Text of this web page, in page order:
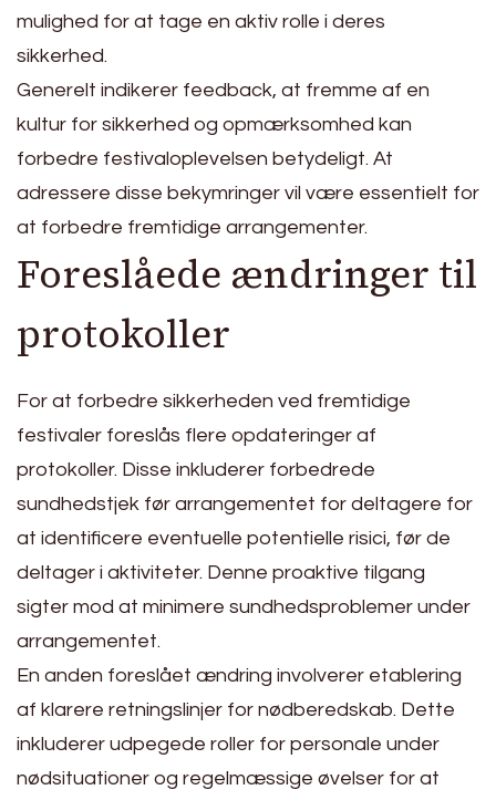
mulighed for at tage en aktiv rolle i deres
sikkerhed.
Generelt indikerer feedback, at fremme af en
kultur for sikkerhed og opmærksomhed kan
forbedre festivaloplevelsen betydeligt. At
adressere disse bekymringer vil være essentielt for
at forbedre fremtidige arrangementer.
Foreslåede ændringer til
protokoller
For at forbedre sikkerheden ved fremtidige
festivaler foreslås flere opdateringer af
protokoller. Disse inkluderer forbedrede
sundhedstjek før arrangementet for deltagere for
at identificere eventuelle potentielle risici, før de
deltager i aktiviteter. Denne proaktive tilgang
sigter mod at minimere sundhedsproblemer under
arrangementet.
En anden foreslået ændring involverer etablering
af klarere retningslinjer for nødberedskab. Dette
inkluderer udpegede roller for personale under
nødsituationer og regelmæssige øvelser for at